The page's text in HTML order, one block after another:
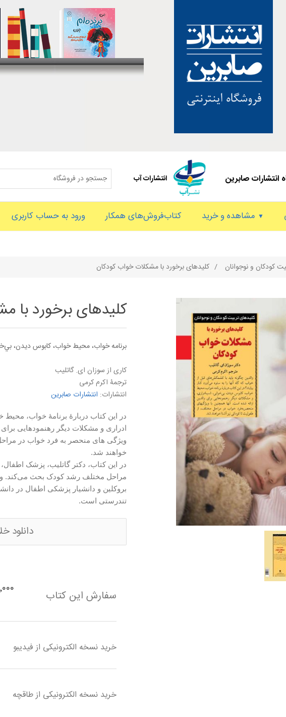
انتشارات صابرین انتشارات آب
مشاهده و خرید کتاب‌فروش‌های همکار ورود به حساب کاربری
کودکان و نوجوانان / کلیدهای برخورد با مشکلات خواب کودکان
کلیدهای برخورد با
برنامه خواب، محيط خواب، كابوس ديدن،
کاری از سوزان ای. گاتلیب
ترجمۀ اکرم کرمی
انتشارات: انتشارات صابرین
در این کتاب دربارهٔ برنامهٔ خواب،
ادراری و مشکلات دیگر رهنمودهایی
ویژگی های منحصر به فرد خواب در
خواهند شد.
در این کتاب، دکتر گاتلیب، پزشک
مراحل مختلف رشد کودک بحث می‌کند.
بروکلین و دانشیار پزشکی اطفال در
تندرستی است.
دانلود
سفارش این کتاب
خرید نسخه الکترونیکی از فیدیبو
خرید نسخه الکترونیکی از طاقچه